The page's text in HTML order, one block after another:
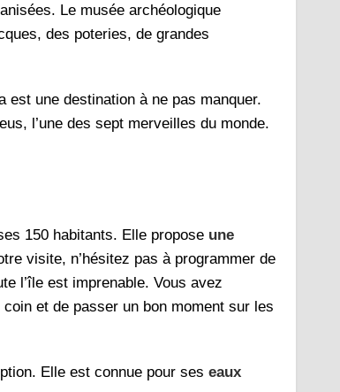
Le musée archéologique
des poteries, de grandes
une destination à ne pas manquer.
l’une des sept merveilles du monde.
150 habitants. Elle propose une
visite, n’hésitez pas à programmer de
l’île est imprenable. Vous avez
et de passer un bon moment sur les
Elle est connue pour seseaux